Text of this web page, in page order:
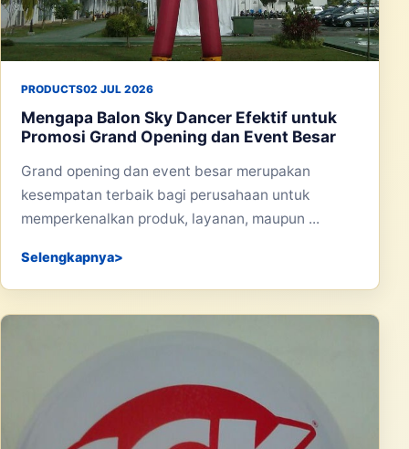
PRODUCTS02 JUL 2026
Mengapa Balon Sky Dancer Efektif untuk
Promosi Grand Opening dan Event Besar
Grand opening dan event besar merupakan
kesempatan terbaik bagi perusahaan untuk
memperkenalkan produk, layanan, maupun ...
Selengkapnya